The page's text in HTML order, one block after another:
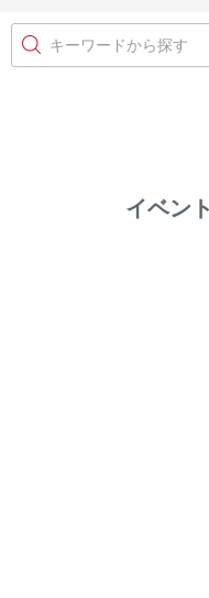
キーワードから探す
イベン